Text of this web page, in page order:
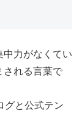
中力がなくてい
される言葉で
グと公式テン